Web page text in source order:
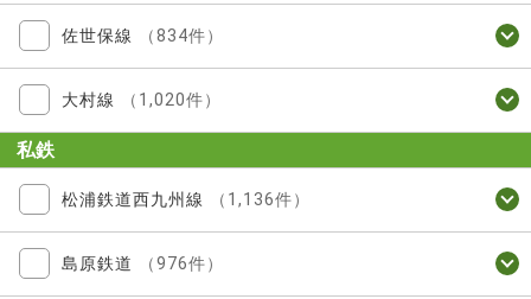
佐世保線 （834件）
大村線 （1,020件）
私鉄
松浦鉄道西九州線 （1,136件）
島原鉄道 （976件）